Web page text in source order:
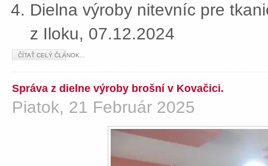
Dielna výroby nitevníc pre
z Iloku, 07.12.2024
ČÍTAŤ CELÝ ČLÁNOK...
Správa z dielne výroby brošní v Kovačici.
Piatok, 21 Február 2025